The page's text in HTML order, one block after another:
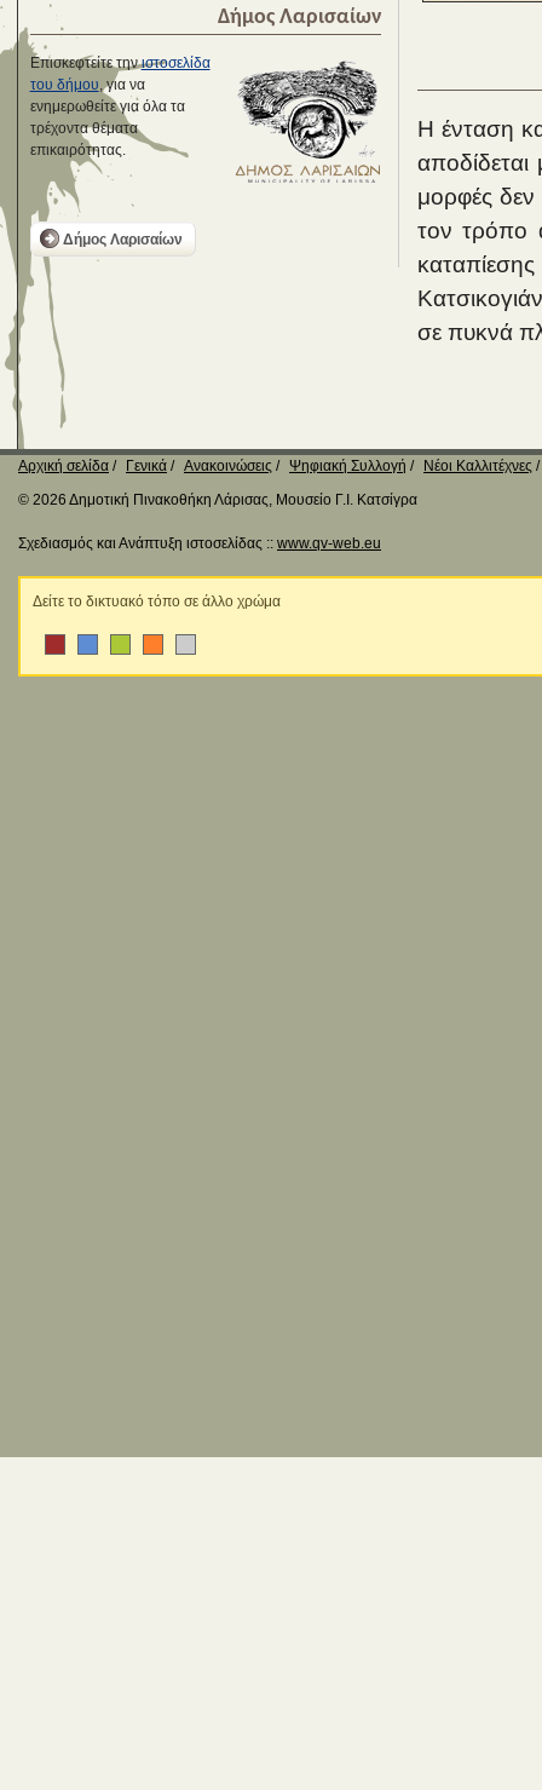
Δήμος Λαρισαίων
Επισκεφτείτε τηνιστοσελίδα
του δήμου, για να
ενημερωθείτε για όλα τα
τρέχοντα θέματα
επικαιρότητας.
Δήμος Λαρισαίων
Η ένταση
μορφές δεν
τον τρόπο
σε πυκνά
Αρχική σελίδα Γενικά Ανακοινώσεις Ψηφιακή Συλλογή
Νέοι Καλλιτέχνες
© 2026 Δημοτική Πινακοθήκη Λάρισας, Μουσείο Γ.Ι. Κατσίγρα
Σχεδιασμός και Ανάπτυξη ιστοσελίδας :: www.qv-web.eu
Δείτε το δικτυακό τόπο σε άλλο χρώμα